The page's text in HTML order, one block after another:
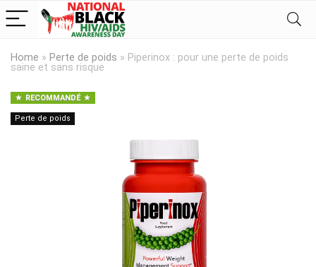
Home » Perte de poids » Piperinox : pour une perte de poids
saine et sans risque
RECOMMANDÉ
Perte de poids